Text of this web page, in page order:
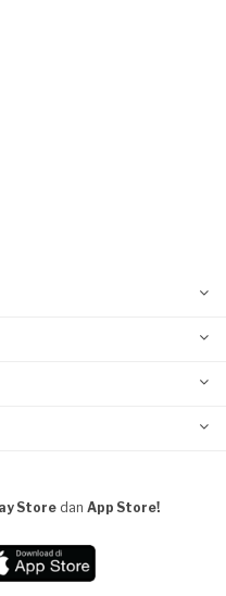
Store dan App Store!